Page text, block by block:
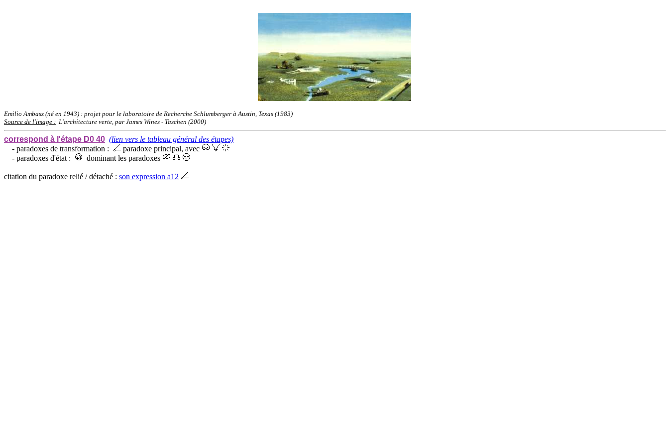
Emilio Ambasz (né en 1943) : projet pour le laboratoire de Recherche Schlumberger à Austin, Texas (1983)
Source de l'image : L'architecture verte, par James Wines - Taschen (2000)
correspond à l'étape D0 40 (lien vers le tableau général des étapes)
- paradoxes de transformation :
paradoxe principal, avec
- paradoxes d'état :
dominant les paradoxes
citation du paradoxe relié / détaché : son expression a12